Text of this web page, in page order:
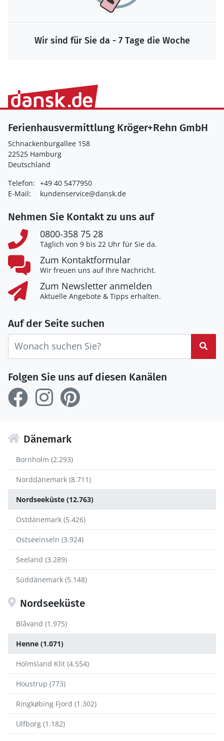
Wir sind für Sie da - 7 Tage die Woche
Ferienhausvermittlung Kröger+Rehn GmbH
Schnackenburgallee 158
22525 Hamburg
Deutschland
Telefon: +49 40 5477950
E-Mail:
kundenservice@dansk.de
Nehmen Sie Kontakt zu uns auf
0800-358 75 28
Täglich von 9 bis 22 Uhr für Sie da.
Zum Kontaktformular
Wir freuen uns auf Ihre Nachricht.
Zum Newsletter anmelden
Aktuelle Angebote & Tipps erhalten.
Auf der Seite suchen
Folgen Sie uns auf diesen Kanälen
Dänemark
Bornholm (2.293)
Norddänemark (8.711)
Nordseeküste (12.763)
Ostdänemark (5.426)
Ostseeinseln (3.924)
Seeland (3.289)
Süddänemark (5.148)
Nordseeküste
Blåvand (1.975)
Henne (1.071)
Holmsland Klit (4.554)
Houstrup (773)
Ringkøbing Fjord (1.302)
Ulfborg (1.182)